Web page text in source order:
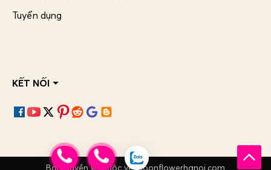
Tuyển dụng
KẾT NỐI
Bản quyền © thuộc về Moonflowerhanoi.com